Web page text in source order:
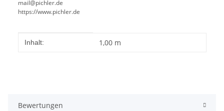
mail@pichler.de
https://www.pichler.de
Produkteigenschaft
Wert
Inhalt: 1,00 m
Bewertungen